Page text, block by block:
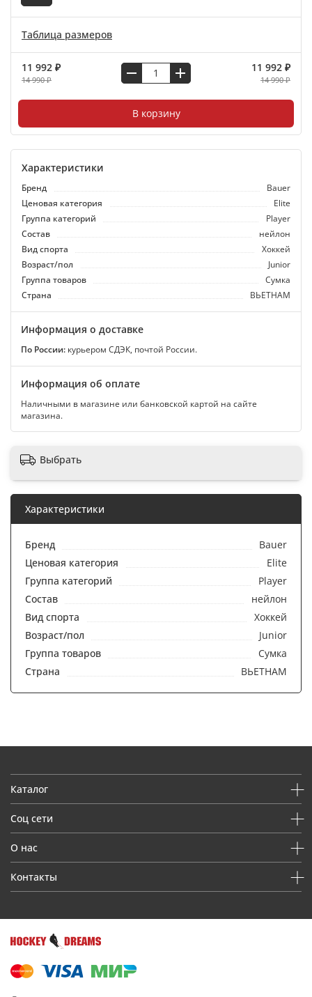
Таблица размеров
11 992 ₽
14 990 ₽
11 992 ₽
14 990 ₽
В корзину
Характеристики
Бренд
Bauer
Ценовая категория
Elite
Группа категорий
Player
Состав
нейлон
Вид спорта
Хоккей
Возраст/пол
Junior
Группа товаров
Сумка
Страна
ВЬЕТНАМ
Информация о доставке
По России: курьером СДЭК, почтой России.
Информация об оплате
Наличными в магазине или банковской картой на сайте
магазина.
Выбрать
Характеристики
Бренд
Bauer
Ценовая категория
Elite
Группа категорий
Player
Состав
нейлон
Вид спорта
Хоккей
Возраст/пол
Junior
Группа товаров
Сумка
Страна
ВЬЕТНАМ
Каталог
Соц сети
О нас
Контакты